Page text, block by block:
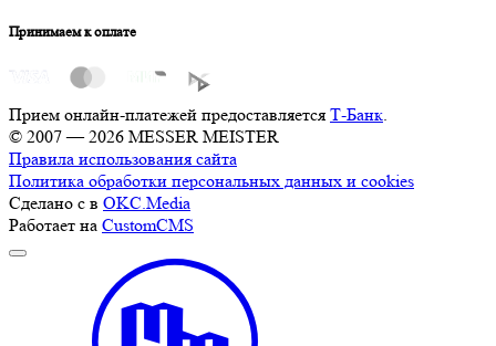
Принимаем к оплате
Прием онлайн-платежей предоставляется Т-Банк.
© 2007 — 2026 MESSER MEISTER
Правила использования сайта
Политика обработки персональных данных и cookies
Сделано с в OKC.Media
Работает на CustomCMS